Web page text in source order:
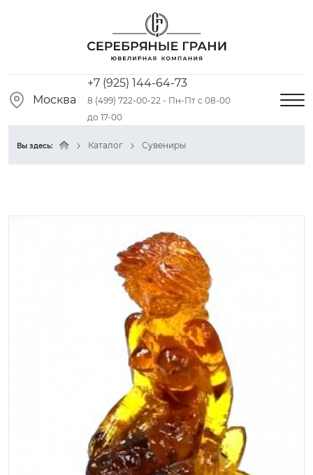
Москва
+7 (925) 144-64-73
8 (499) 722-00-22 - Пн-Пт с 08-00
до 17-00
Вы здесь: Каталог Сувениры